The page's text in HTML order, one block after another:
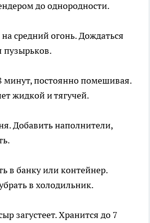
до однородности.
средний огонь. Дождаться
пузырьков.
минут, постоянно помешивая.
жидкой и тягучей.
Добавить наполнители,
в банку или контейнер.
в холодильник.
загустеет. Хранится до 7